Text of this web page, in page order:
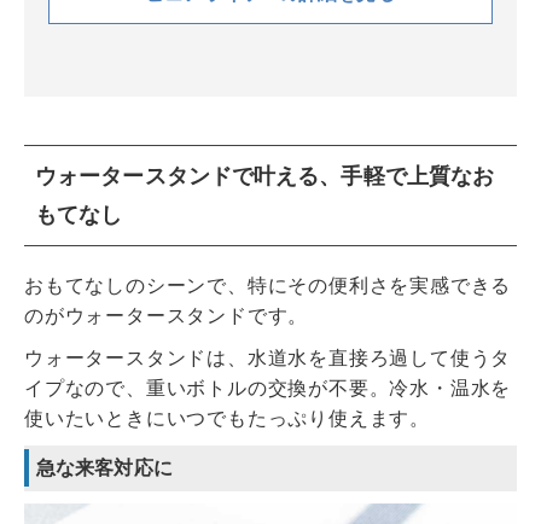
ウォータースタンドで叶える、手軽で上質なお
もてなし
おもてなしのシーンで、特にその便利さを実感できる
のがウォータースタンドです。
ウォータースタンドは、水道水を直接ろ過して使うタ
イプなので、重いボトルの交換が不要。冷水・温水を
使いたいときにいつでもたっぷり使えます。
急な来客対応に